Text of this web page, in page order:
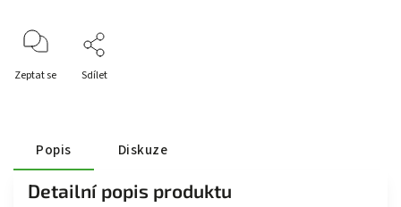
Zeptat se Sdílet
Popis Diskuze
Detailní popis produktu